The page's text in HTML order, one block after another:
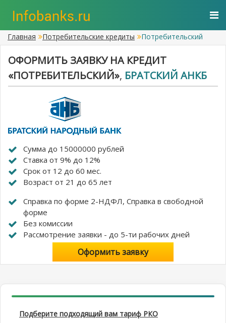
Главная Потребительские кредиты Потребительский
ОФОРМИТЬ ЗАЯВКУ НА КРЕДИТ
«ПОТРЕБИТЕЛЬСКИЙ», БРАТСКИЙ АНКБ
Сумма до 15000000 рублей
Ставка от 9% до 12%
Срок от 12 до 60 мес.
Возраст от 21 до 65 лет
Справка по форме 2-НДФЛ, Cправка в свободной
форме
Без комиссии
Рассмотрение заявки - до 5-ти рабочих дней
Оформить заявку
Подберите подходящий вам тариф РКО